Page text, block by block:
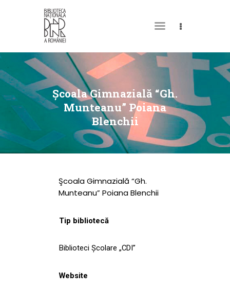
Şcoala Gimnazială “Gh.
Munteanu” Poiana
Blenchii
DESPRE NOI
PERMISUL MEU DE
BIBLIOTECĂ
CATALOAGE ȘI
COLECȚII
BIBLIOTECA DIGITALĂ
EVENIMENTE
CULTURALE
NOUTĂȚI
Şcoala Gimnazială “Gh.
Munteanu” Poiana Blenchii
Tip bibliotecă
Biblioteci Școlare „CDI”
Website